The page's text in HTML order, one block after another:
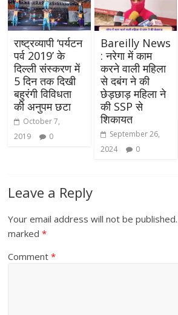
राष्‍ट्रव्‍यापी ‘पर्यटन
पर्व 2019’ के
दिल्‍ली संस्‍करण में
5 दिन तक दिखी
बहुरंगी विविधता
की अनुपम छटा
October 7,
2019
0
Bareilly News
: नरेगा में काम
करने वाली महिला
से दबंग ने की
छेड़छाड़ महिला ने
की SSP से
शिकायत
September 26,
2024
0
Leave a Reply
Your email address will not be published.
marked*
Comment*